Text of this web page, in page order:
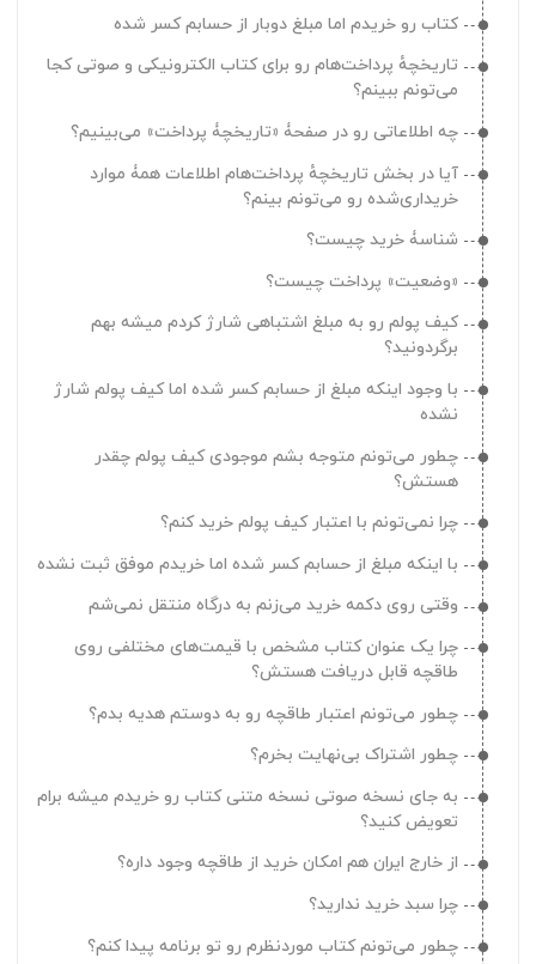
چطور می‌تونم از بخش کنج‌کاو استفاده کنم؟
چطور می‌تونم عنوان‌ کتاب‌هایی که دوست دارم به طاقچه
اضافه بشن رو پیشنهاد بدم؟
چطور می‌تونم واحد قیمت رو تغییر بدم؟
چطور می‌تونم اعلانات طاقچه رو غیرفعال کنم؟
چطور می‌تونم به طاقچه اجازه دسترسی به فایل‌های شخصی
رو بدم؟
الان به شماره موبایل/ایمیلی که باهاش حساب ساختم
دسترسی ندارم میشه بهم دسترسی به حسابم رو بدید؟
چقدر فرصت دارم تا از هدیه دعوت از دوستان استفاده کنم؟
دوستم رو به طاقچه دعوت کردم چطور می‌تونم از هدیه‌اش
استفاده کنم؟
دوستم رو به طاقچه دعوت کردم چه زمانی هدیه‌ام رو
می‌گیرم؟
بخش دعوت از دوستان چه کاربردی داره؟
چرا با وجود اینکه دوستم رو به طاقچه دعوت کردم هدیه‌ام رو
نگرفتم؟
چطور می‌تونم دستگاه‌های متصل به حسابم رو حذف کنم؟
کجا می‌تونم تاریخچه اعلان‌های طاقچه رو ببینم؟
چرا کتاب‌هایی که خریده بودم رو تو کتابخونه‌ام نمی‌بینم؟
چرا نمی‌تونم شماره موبایل/ایمیلم رو تو حساب کاربری‌ام
ثبت کنم؟
کتاب رو خریدم اما مبلغ دوبار از حسابم کسر شده
تاریخچه‌ٔ پرداخت‌هام رو برای کتاب الکترونیکی و صوتی کجا
می‌تونم ببینم؟
چه اطلاعاتی رو در صفحۀ «تاریخچۀ پرداخت» می‌بینیم؟
آیا در بخش تاریخچهٔ پرداخت‌هام اطلاعات همۀ موارد
خریداری‌شده‌‌ رو می‌تونم بینم؟
شناسۀ خرید چیست؟
«وضعیت» پرداخت‌ چیست؟
کیف پولم رو به مبلغ اشتباهی شارژ کردم میشه بهم
برگردونید؟
با وجود اینکه مبلغ از حسابم کسر شده اما کیف پولم شارژ
نشده
چطور می‌تونم متوجه بشم موجودی کیف پولم چقدر
هستش؟
چرا نمی‌تونم با اعتبار کیف پولم خرید کنم؟
با اینکه مبلغ از حسابم کسر شده اما خریدم موفق ثبت نشده
وقتی روی دکمه خرید می‌زنم به درگاه منتقل نمی‌شم
چرا یک عنوان کتاب مشخص با قیمت‌های مختلفی روی
طاقچه قابل دریافت هستش؟
چطور می‌تونم اعتبار طاقچه رو به دوستم هدیه بدم؟
چطور اشتراک بی‌نهایت بخرم؟
به جای نسخه صوتی نسخه متنی کتاب رو خریدم میشه برام
تعویض کنید؟
از خارج ایران هم امکان خرید از طاقچه وجود داره؟
چرا سبد خرید ندارید؟
چطور می‌تونم کتاب موردنظرم رو تو برنامه پیدا کنم؟